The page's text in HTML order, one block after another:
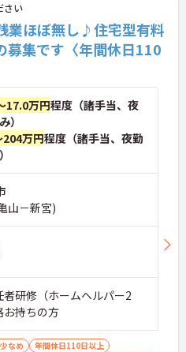
さい
業ほぼ無し♪住宅型有料
募集です〈年間休日110
17.0万円程度（諸手当、夜
）
万円程度（諸手当、夜勤
山－新宮)
研修（ホームヘルパー2
お持ちの方
なめ
年間休日110日以上